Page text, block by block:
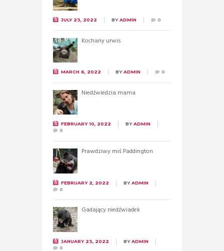
JULY 23, 2022 BYADMIN 0
Kochany urwis
MARCH 6, 2022 BYADMIN 0
Niedźwiedzia mama
FEBRUARY 10, 2022 BYADMIN
0
Prawdziwy miś Paddington
FEBRUARY 2, 2022 BYADMIN
0
Gadający niedźwiadek
JANUARY 23, 2022 BYADMIN
0